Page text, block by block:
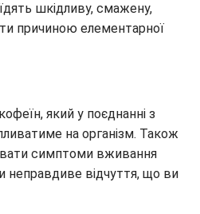
шкідливу, смажену,
причиною елементарної
який у поєднанні з
на організм. Також
симптоми вживання
відчуття, що ви